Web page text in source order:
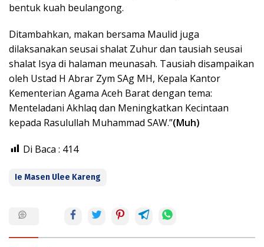
bentuk kuah beulangong.
Ditambahkan, makan bersama Maulid juga
dilaksanakan seusai shalat Zuhur dan tausiah seusai
shalat Isya di halaman meunasah. Tausiah disampaikan
oleh Ustad H Abrar Zym SAg MH, Kepala Kantor
Kementerian Agama Aceh Barat dengan tema:
Menteladani Akhlaq dan Meningkatkan Kecintaan
kepada Rasulullah Muhammad SAW.”(Muh)
Di Baca : 414
Ie Masen Ulee Kareng